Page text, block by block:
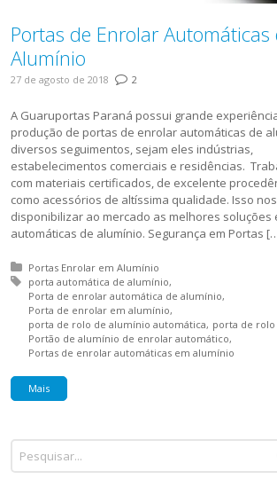
Portas de Enrolar Automáticas
Alumínio
27 de agosto de 2018 2
A Guaruportas Paraná possui grande
produção de portas de enrolar automáticas de
diversos seguimentos, sejam eles indústrias,
estabelecimentos comerciais e residências.
com materiais certificados, de excelente
como acessórios de altíssima qualidade. Isso
disponibilizar ao mercado as melhores soluções
automáticas de alumínio. Segurança em Portas
Posted in:
Portas Enrolar em Alumínio
Tagged with:
porta automática de alumínio
Porta de enrolar automática de alumínio
Porta de enrolar em alumínio
porta de rolo de alumínio automática porta de
Portão de alumínio de enrolar automático
Portas de enrolar automáticas em alumínio
Mais